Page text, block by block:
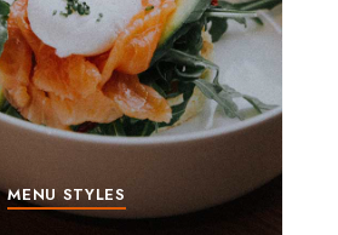
MENU STYLES